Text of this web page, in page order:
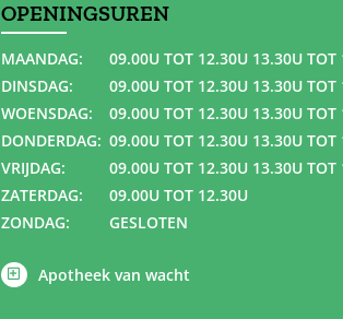
OPENINGSUREN
MAANDAG:
09.00U TOT 12.30U 13.30U TOT
DINSDAG:
09.00U TOT 12.30U 13.30U TOT
WOENSDAG:
09.00U TOT 12.30U 13.30U TOT
DONDERDAG: 09.00U TOT 12.30U 13.30U TOT
VRIJDAG:
09.00U TOT 12.30U 13.30U TOT
ZATERDAG:
09.00U TOT 12.30U
ZONDAG:
GESLOTEN
Apotheek van wacht